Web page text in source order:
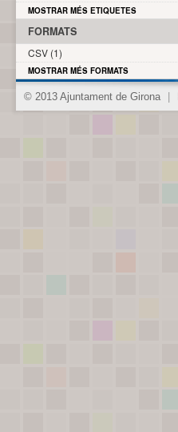
MOSTRAR MÉS ETIQUETES
FORMATS
CSV (1)
MOSTRAR MÉS FORMATS
© 2013 Ajuntament de Girona